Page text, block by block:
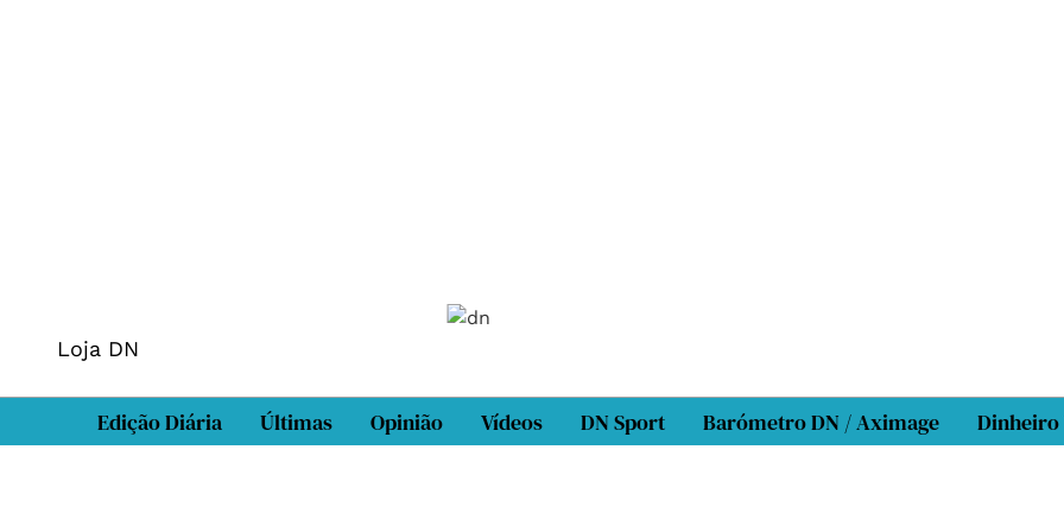
Loja DN
Edição Diária Últimas Opinião Vídeos DN Sport Barómetro DN / Aximage Dinheiro